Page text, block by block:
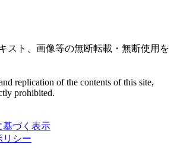
スト、画像等の無断転載・無断使用を
replication of the contents of this site,
prohibited.
基づく表示
リシー